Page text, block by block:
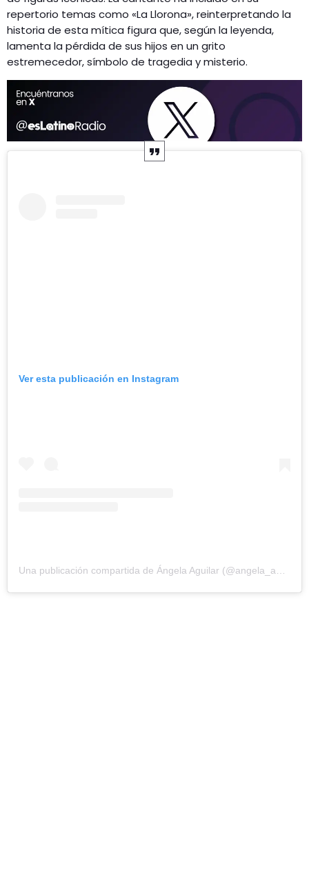
repertorio temas como «La Llorona», reinterpretando la
historia de esta mítica figura que, según la leyenda,
lamenta la pérdida de sus hijos en un grito
estremecedor, símbolo de tragedia y misterio​.
Ver esta publicación en Instagram